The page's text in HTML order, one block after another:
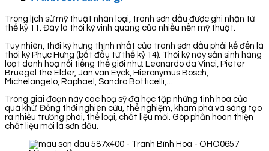
Trong lịch sử mỹ thuật nhân loại, tranh sơn dầu được ghi nhận từ
thế kỷ 11. Đây là thời kỳ vinh quang của nhiều nền mỹ thuật.
Tuy nhiên, thời kỳ hưng thịnh nhất của tranh sơn dầu phải kể đến là
thời kỳ Phục Hưng (bắt đầu từ thế kỷ 14). Thời kỳ này sản sinh hàng
loạt danh hoạ nổi tiếng thế giới như: Leonardo da Vinci, Pieter
Bruegel the Elder, Jan van Eyck, Hieronymus Bosch,
Michelangelo, Raphael, Sandro Botticelli,…
Trong giai đoạn này các hoạ sỹ đã học tập những tinh hoa của
quá khứ. Đồng thời nghiên cứu, thể nghiệm, khám phá và sáng tạo
ra nhiều trường phái, thể loại, chất liệu mới. Góp phần hoàn thiện
chất liệu mới là sơn dầu.